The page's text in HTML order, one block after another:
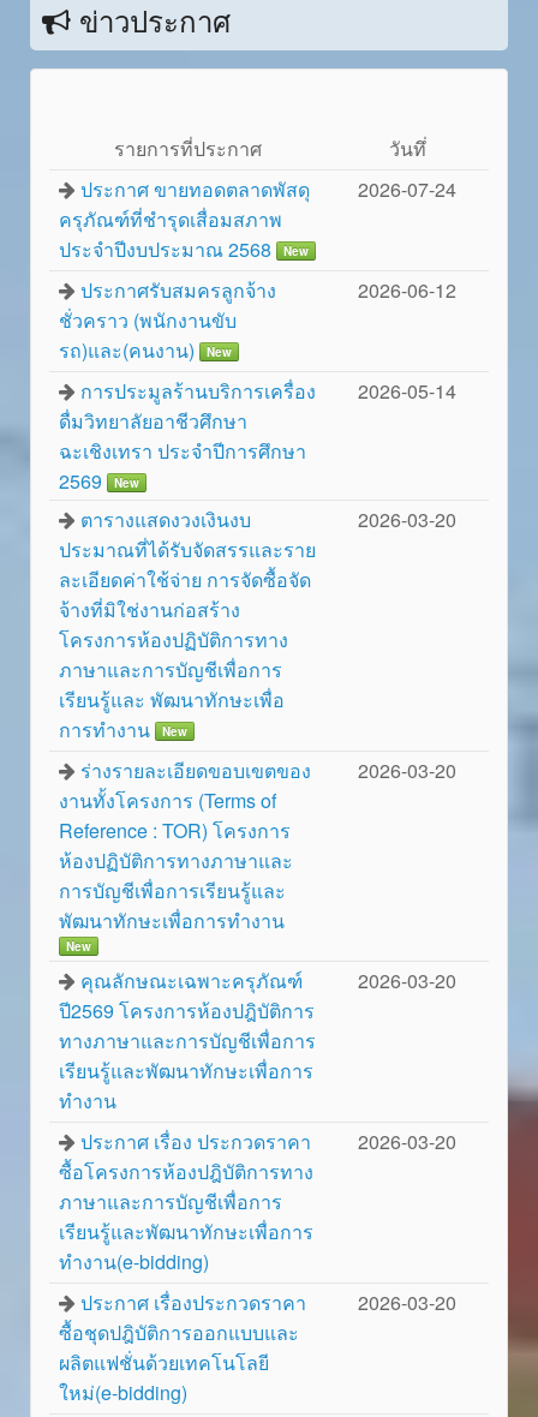
ข่าวประกาศ
รายการที่ประกาศ
วันทึ่
ประกาศ ขายทอดตลาดพัสดุ
ครุภัณฑ์ที่ชำรุดเสื่อมสภาพ
ประจำปีงบประมาณ 2568
New
2026-07-24
ประกาศรับสมครลูกจ้าง
ชั่วคราว (พนักงานขับ
รถ)และ(คนงาน)
New
2026-06-12
การประมูลร้านบริการเครื่อง
ดื่มวิทยาลัยอาชีวศึกษา
ฉะเชิงเทรา ประจำปีการศึกษา
2569
New
2026-05-14
ตารางแสดงวงเงินงบ
ประมาณที่ได้รับจัดสรรและราย
ละเอียดค่าใช้จ่าย การจัดซื้อจัด
จ้างที่มิใช่งานก่อสร้าง
โครงการห้องปฏิบัติการทาง
ภาษาและการบัญชีเพื่อการ
เรียนรู้และ พัฒนาทักษะเพื่อ
การทำงาน
New
2026-03-20
ร่างรายละเอียดขอบเขตของ
งานทั้งโครงการ (Terms of
Reference : TOR) โครงการ
ห้องปฏิบัติการทางภาษาและ
การบัญชีเพื่อการเรียนรู้และ
พัฒนาทักษะเพื่อการทำงาน
New
2026-03-20
คุณลักษณะเฉพาะครุภัณฑ์
ปี2569 โครงการห้องปฎิบัติการ
ทางภาษาและการบัญชีเพื่อการ
เรียนรู้และพัฒนาทักษะเพื่อการ
ทำงาน
2026-03-20
ประกาศ เรื่อง ประกวดราคา
ซื้อโครงการห้องปฎิบัติการทาง
ภาษาและการบัญชีเพื่อการ
เรียนรู้และพัฒนาทักษะเพื่อการ
ทำงาน(e-bidding)
2026-03-20
ประกาศ เรื่องประกวดราคา
ซื้อชุดปฎิบัติการออกแบบและ
ผลิตแฟชั่นด้วยเทคโนโลยี
ใหม่(e-bidding)
2026-03-20